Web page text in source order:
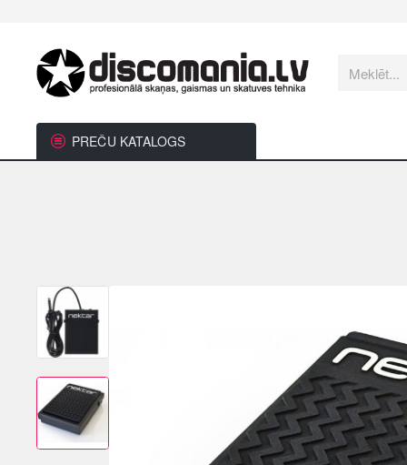
Meklēt...
PREČU KATALOGS